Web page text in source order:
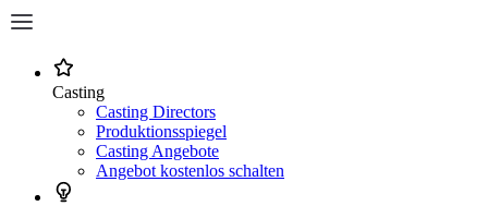
Casting
Casting Directors
Produktionsspiegel
Casting Angebote
Angebot kostenlos schalten